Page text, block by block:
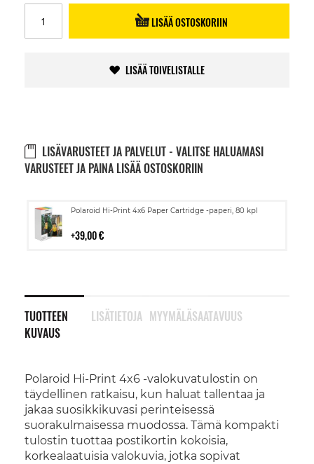
LISÄÄ OSTOSKORIIN
LISÄÄ TOIVELISTALLE
LISÄVARUSTEET JA PALVELUT - VALITSE HALUAMASI
VARUSTEET JA PAINA LISÄÄ OSTOSKORIIN
Polaroid Hi-Print 4x6 Paper Cartridge -paperi, 80 kpl
39,00 €
Lisää
TUOTTEEN
KUVAUS
Polaroid Hi-Print 4x6 -valokuvatulostin on
täydellinen ratkaisu, kun haluat tallentaa ja
jakaa suosikkikuvasi perinteisessä
suorakulmaisessa muodossa. Tämä kompakti
tulostin tuottaa postikortin kokoisia,
korkealaatuisia valokuvia, jotka sopivat
LISÄTIETOJA MYYMÄLÄSAATAVUUS